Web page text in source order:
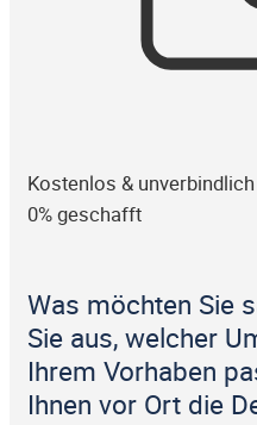
Kostenlos &
0% geschafft
Was möchten Sie
Sie aus, welcher
Ihrem Vorhaben
Ihnen vor Ort die